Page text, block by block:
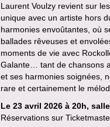
Laurent Voulzy revient sur
unique avec un artiste hors
harmonies envoûtantes, où
ballades rêveuses et
moments de vie avec
Galante… tant de chansons
et ses harmonies soignées,
rare et certainement le
Le 23 avril 2026 à 20h,
Réservations sur